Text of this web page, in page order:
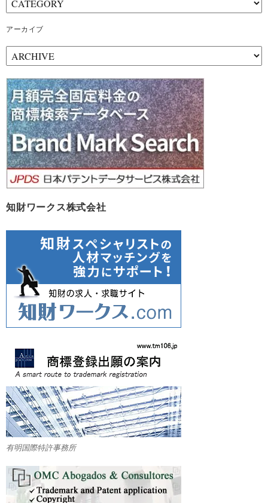
アーカイブ
ー
カ
イ
ブ
知財ワークス株式会社
有明国際特許事務所